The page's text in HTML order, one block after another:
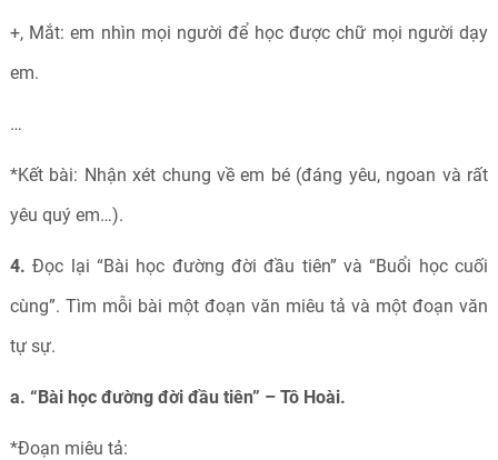
+, Mắt: em nhìn mọi người để học được chữ mọi người dạy
em.
…
*Kết bài: Nhận xét chung về em bé (đáng yêu, ngoan và rất
yêu quý em…).
4.Đọc lại “Bài học đường đời đầu tiên” và “Buổi học cuối
cùng”. Tìm mỗi bài một đoạn văn miêu tả và một đoạn văn
tự sự.
a. “Bài học đường đời đầu tiên” – Tô Hoài.
*Đoạn miêu tả: